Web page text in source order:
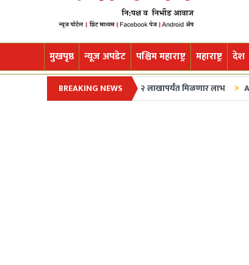
मुखपृष्ठ न्यूज अपडेट पश्चिम महाराष्ट्र महाराष्ट्र देश
BREAKING NEWS
शेतकरी कर्जमाफीची घोषणा; २ लाखापर्यंत मिळणार लाभ Ajit Pawar